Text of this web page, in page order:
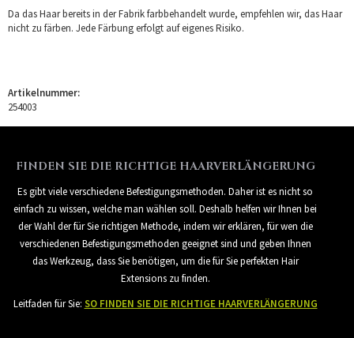
Da das Haar bereits in der Fabrik farbbehandelt wurde, empfehlen wir, das Haar
nicht zu färben. Jede Färbung erfolgt auf eigenes Risiko.
Artikelnummer:
254003
FINDEN SIE DIE RICHTIGE HAARVERLÄNGERUNG
Es gibt viele verschiedene Befestigungsmethoden. Daher ist es nicht so
einfach zu wissen, welche man wählen soll. Deshalb helfen wir Ihnen bei
der Wahl der für Sie richtigen Methode, indem wir erklären, für wen die
verschiedenen Befestigungsmethoden geeignet sind und geben Ihnen
das Werkzeug, dass Sie benötigen, um die für Sie perfekten Hair
Extensions zu finden.
Leitfaden für Sie: SO FINDEN SIE DIE RICHTIGE HAARVERLÄNGERUNG